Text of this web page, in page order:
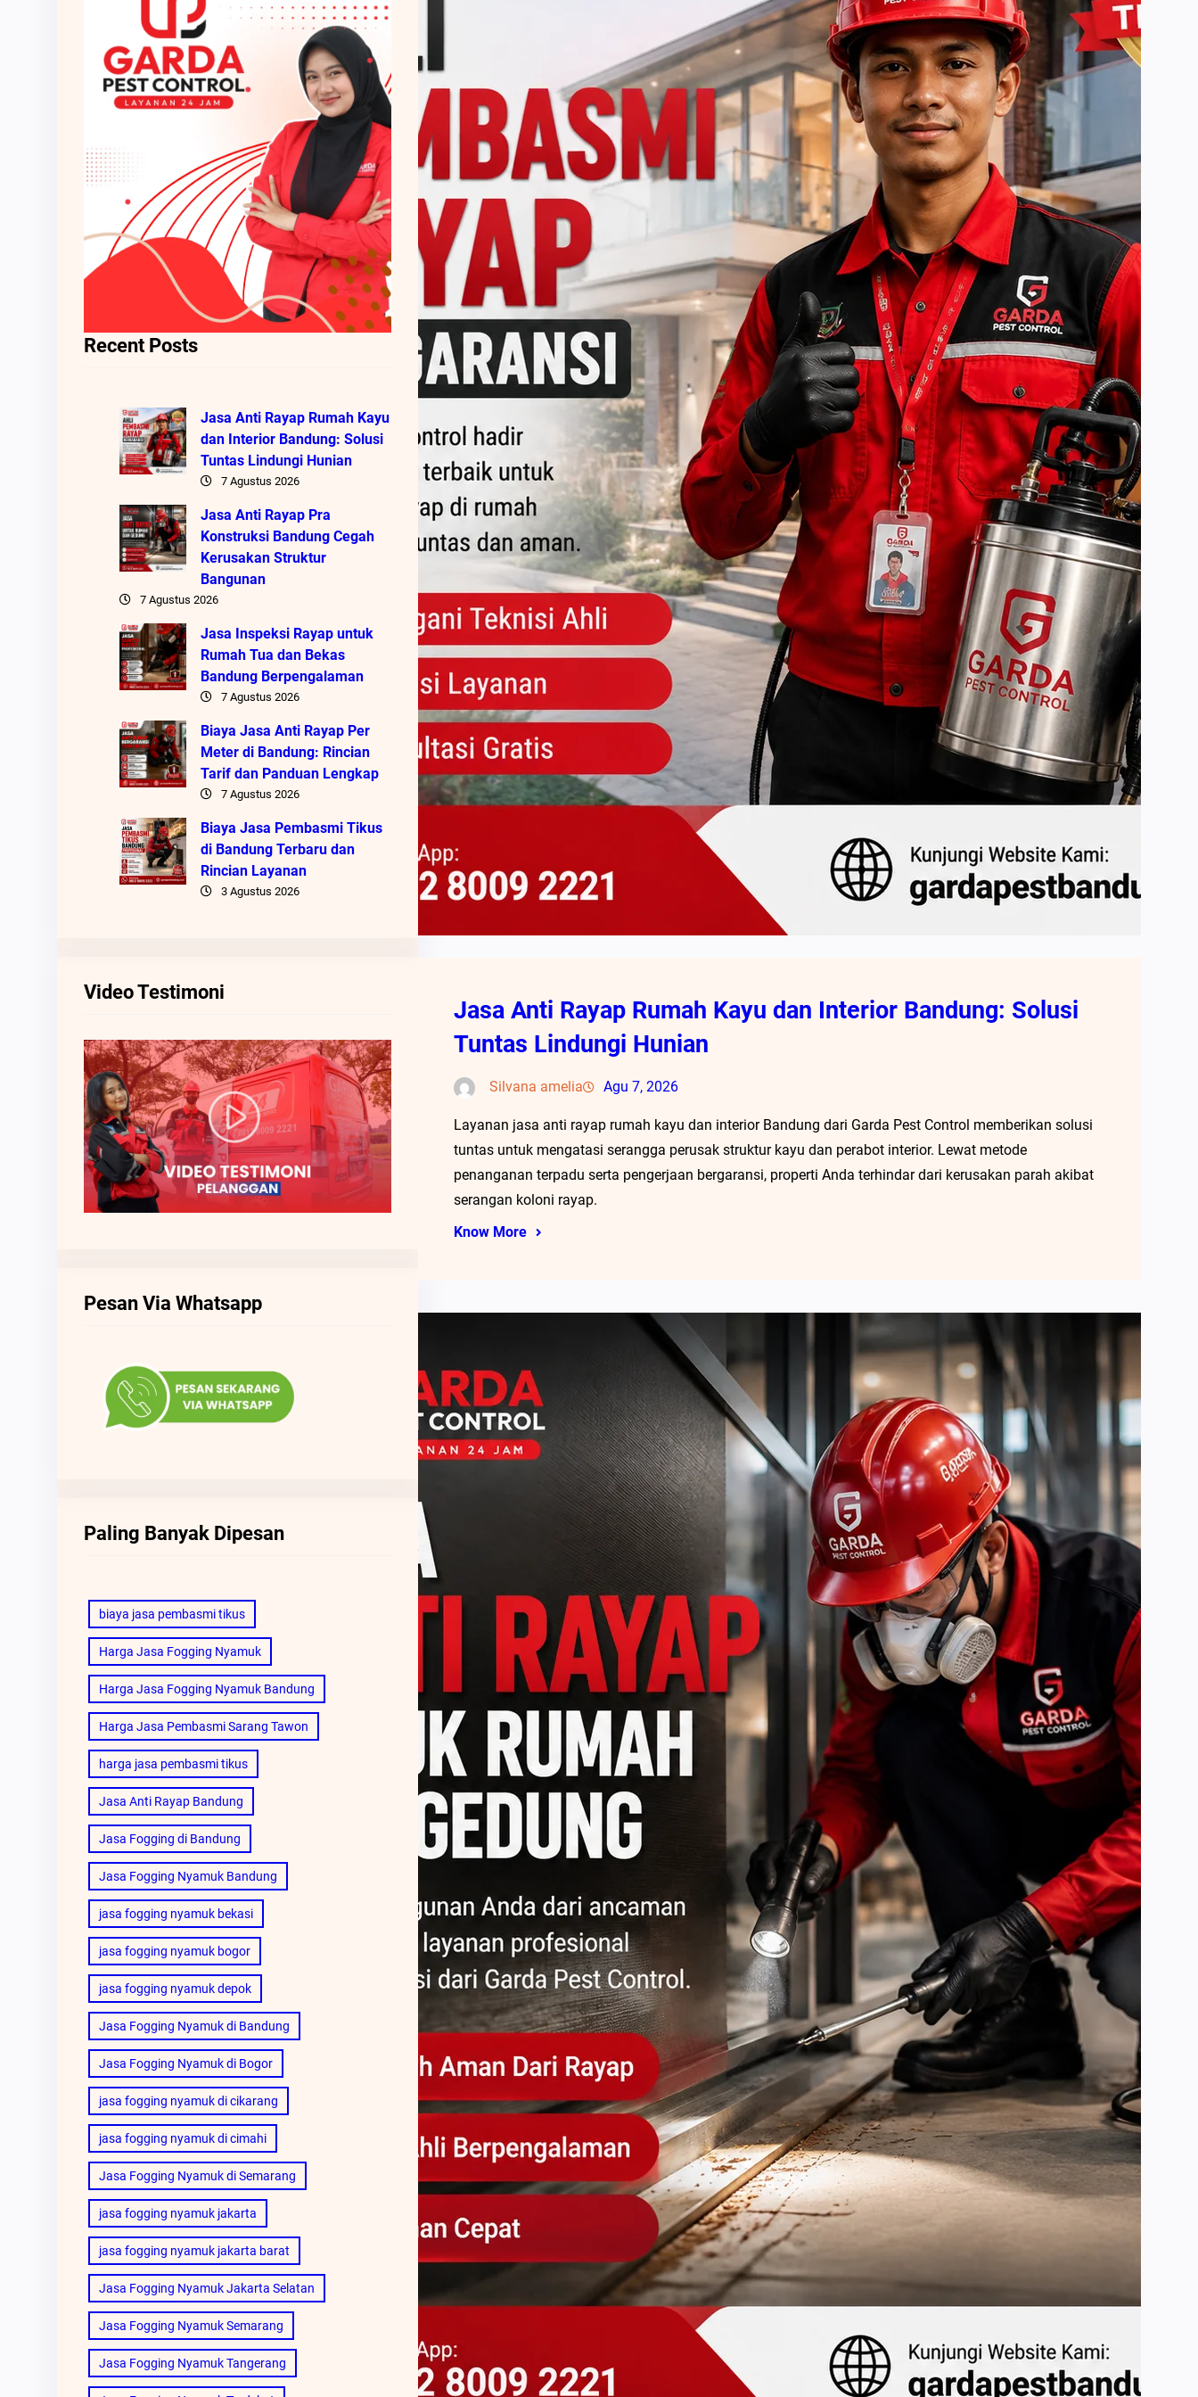
Recent Posts
Jasa Anti Rayap Rumah Kayu
dan Interior Bandung: Solusi
Tuntas Lindungi Hunian
7 Agustus 2026
Jasa Anti Rayap Pra
Konstruksi Bandung Cegah
Kerusakan Struktur
Bangunan
7 Agustus 2026
Jasa Inspeksi Rayap untuk
Rumah Tua dan Bekas
Bandung Berpengalaman
7 Agustus 2026
Biaya Jasa Anti Rayap Per
Meter di Bandung: Rincian
Tarif dan Panduan Lengkap
7 Agustus 2026
Biaya Jasa Pembasmi Tikus
di Bandung Terbaru dan
Rincian Layanan
3 Agustus 2026
Video Testimoni
Pesan Via Whatsapp
Paling Banyak Dipesan
biaya jasa pembasmi tikus
Harga Jasa Fogging Nyamuk
Harga Jasa Fogging Nyamuk Bandung
Harga Jasa Pembasmi Sarang Tawon
harga jasa pembasmi tikus
Jasa Anti Rayap Bandung
Jasa Fogging di Bandung
Jasa Fogging Nyamuk Bandung
jasa fogging nyamuk bekasi
jasa fogging nyamuk bogor
jasa fogging nyamuk depok
Jasa Fogging Nyamuk di Bandung
Jasa Fogging Nyamuk di Bogor
jasa fogging nyamuk di cikarang
jasa fogging nyamuk di cimahi
Jasa Fogging Nyamuk di Semarang
jasa fogging nyamuk jakarta
jasa fogging nyamuk jakarta barat
Jasa Fogging Nyamuk Jakarta Selatan
Jasa Fogging Nyamuk Semarang
Jasa Fogging Nyamuk Tangerang
Jasa Anti Rayap Rumah Kayu dan Interior Bandung: Solusi
Tuntas Lindungi Hunian
Silvana amelia Agu 7, 2026
Layanan jasa anti rayap rumah kayu dan interior Bandung dari Garda Pest Control memberikan solusi
tuntas untuk mengatasi serangga perusak struktur kayu dan perabot interior. Lewat metode
penanganan terpadu serta pengerjaan bergaransi, properti Anda terhindar dari kerusakan parah akibat
serangan koloni rayap.
Know More